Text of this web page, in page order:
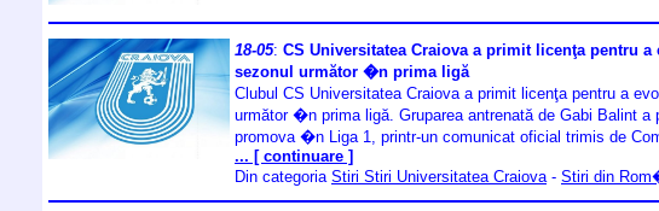
18-05: CS Universitatea Craiova a primit licenţa pentru
sezonul următor �n prima ligă
Clubul CS Universitatea Craiova a primit licenţa pentru a
următor �n prima ligă. Gruparea antrenată de Gabi Balint a
promova �n Liga 1, printr-un comunicat oficial trimis de
... [ continuare ]
Din categoria Stiri Stiri Universitatea Craiova - Stiri din